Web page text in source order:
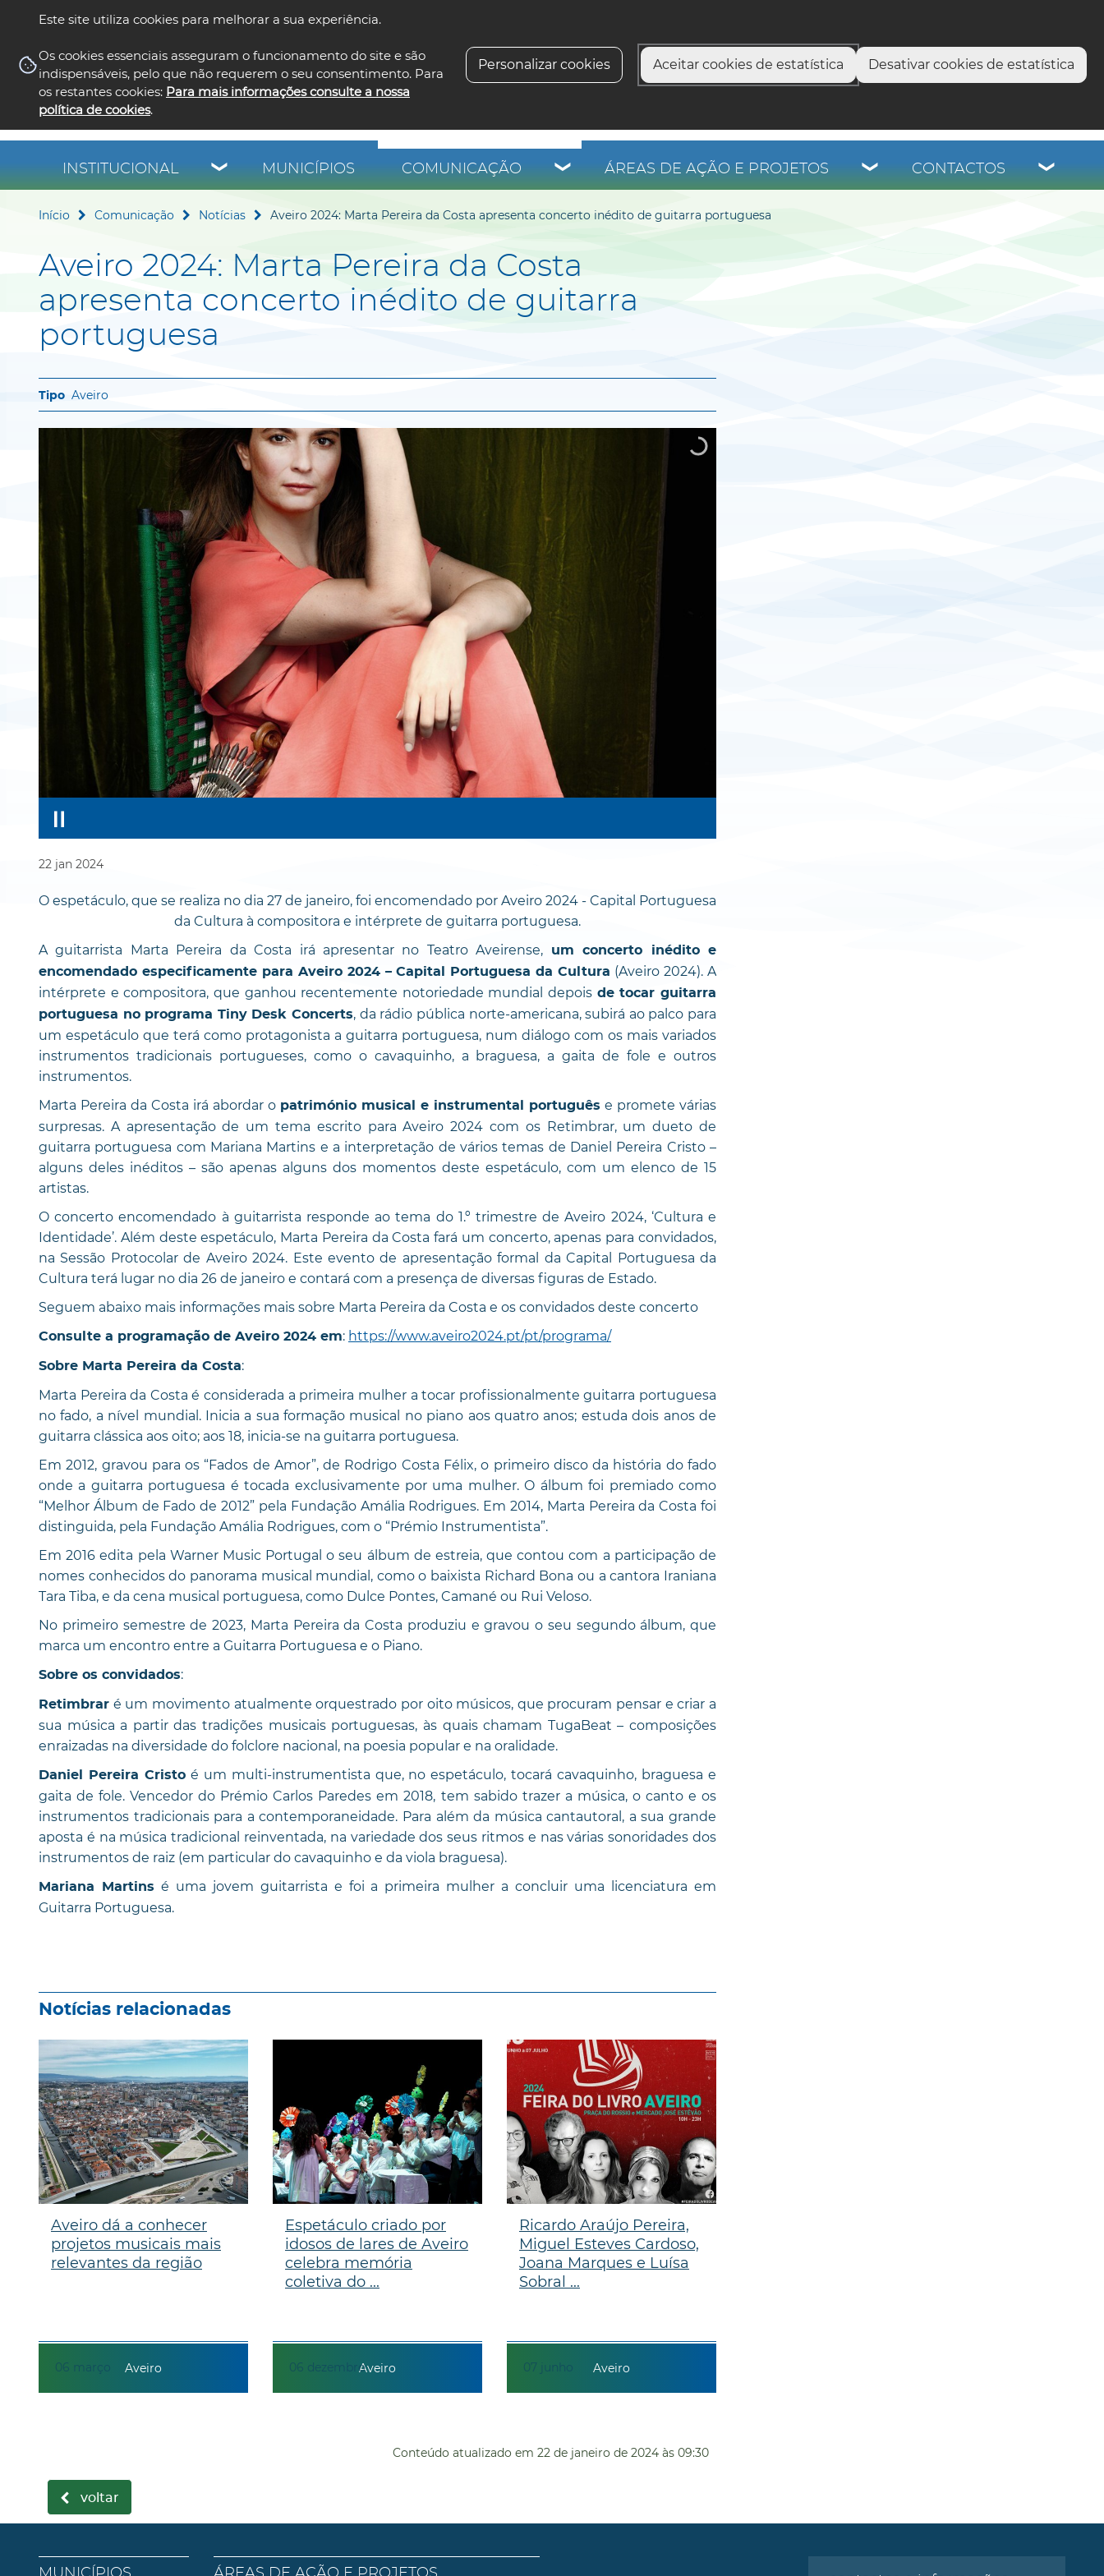
Este site utiliza cookies para melhorar a sua experiência.
Os cookies essenciais asseguram o funcionamento do site e são
indispensáveis, pelo que não requerem o seu consentimento. Para
os restantes cookies: Para mais informações consulte a nossa
política de cookies.
Personalizar cookies Aceitar cookies de estatística Desativar cookies de estatística
INSTITUCIONAL MUNICÍPIOS COMUNICAÇÃO ÁREAS DE AÇÃO E PROJETOS CONTACTOS
Início Comunicação Notícias Aveiro 2024: Marta Pereira da Costa apresenta concerto inédito de guitarra portuguesa
Aveiro 2024: Marta Pereira da Costa
apresenta concerto inédito de guitarra
portuguesa
Aveiro
22 jan 2024
O espetáculo, que se realiza no dia 27 de janeiro, foi encomendado por Aveiro 2024 - Capital Portuguesa
da Cultura à compositora e intérprete de guitarra portuguesa.
A guitarrista Marta Pereira da Costa irá apresentar no Teatro Aveirense,
um concerto inédito e
encomendado especificamente para Aveiro 2024 – Capital Portuguesa da Cultura (Aveiro 2024). A
intérprete e compositora, que ganhou recentemente notoriedade mundial depois de tocar guitarra
portuguesa no programa Tiny Desk Concerts, da rádio pública norte-americana, subirá ao palco para
um espetáculo que terá como protagonista a guitarra portuguesa, num diálogo com os mais variados
instrumentos tradicionais portugueses, como o cavaquinho, a braguesa, a gaita de fole e outros
instrumentos.
Marta Pereira da Costa irá abordar o património musical e instrumental português e promete várias
surpresas. A apresentação de um tema escrito para Aveiro 2024 com os Retimbrar, um dueto de
guitarra portuguesa com Mariana Martins e a interpretação de vários temas de Daniel Pereira Cristo –
alguns deles inéditos – são apenas alguns dos momentos deste espetáculo, com um elenco de 15
artistas.
O concerto encomendado à guitarrista responde ao tema do 1.º trimestre de Aveiro 2024, ‘Cultura e
Identidade’. Além deste espetáculo, Marta Pereira da Costa fará um concerto, apenas para convidados,
na Sessão Protocolar de Aveiro 2024. Este evento de apresentação formal da Capital Portuguesa da
Cultura terá lugar no dia 26 de janeiro e contará com a presença de diversas figuras de Estado.
Seguem abaixo mais informações mais sobre Marta Pereira da Costa e os convidados deste concerto
Consulte a programação de Aveiro 2024 em: https://www.aveiro2024.pt/pt/programa/
Sobre Marta Pereira da Costa:
Marta Pereira da Costa é considerada a primeira mulher a tocar profissionalmente guitarra portuguesa
no fado, a nível mundial. Inicia a sua formação musical no piano aos quatro anos; estuda dois anos de
guitarra clássica aos oito; aos 18, inicia-se na guitarra portuguesa.
Em 2012, gravou para os “Fados de Amor”, de Rodrigo Costa Félix, o primeiro disco da história do fado
onde a guitarra portuguesa é tocada exclusivamente por uma mulher. O álbum foi premiado como
“Melhor Álbum de Fado de 2012” pela Fundação Amália Rodrigues. Em 2014, Marta Pereira da Costa foi
distinguida, pela Fundação Amália Rodrigues, com o “Prémio Instrumentista”.
Em 2016 edita pela Warner Music Portugal o seu álbum de estreia, que contou com a participação de
nomes conhecidos do panorama musical mundial, como o baixista Richard Bona ou a cantora Iraniana
Tara Tiba, e da cena musical portuguesa, como Dulce Pontes, Camané ou Rui Veloso.
No primeiro semestre de 2023, Marta Pereira da Costa produziu e gravou o seu segundo álbum, que
marca um encontro entre a Guitarra Portuguesa e o Piano.
Sobre os convidados:
Retimbrar é um movimento atualmente orquestrado por oito músicos, que procuram pensar e criar a
sua música a partir das tradições musicais portuguesas, às quais chamam TugaBeat – composições
enraizadas na diversidade do folclore nacional, na poesia popular e na oralidade.
Daniel Pereira Cristoé um multi-instrumentista que, no espetáculo, tocará cavaquinho, braguesa e
gaita de fole. Vencedor do Prémio Carlos Paredes em 2018, tem sabido trazer a música, o canto e os
instrumentos tradicionais para a contemporaneidade. Para além da música cantautoral, a sua grande
aposta é na música tradicional reinventada, na variedade dos seus ritmos e nas várias sonoridades dos
instrumentos de raiz (em particular do cavaquinho e da viola braguesa).
Mariana Martins é uma jovem guitarrista e foi a primeira mulher a concluir uma licenciatura em
Guitarra Portuguesa.
Notícias relacionadas
06 março
Aveiro dá a conhecer
projetos musicais mais
relevantes da região
Aveiro 06 dezembro
Espetáculo criado por
idosos de lares de Aveiro
celebra memória
coletiva do ...
Aveiro 07 junho
Ricardo Araújo Pereira,
Miguel Esteves Cardoso,
Joana Marques e Luísa
Sobral ...
Aveiro
Conteúdo atualizado em 22 de janeiro de 2024 às 09:30
voltar